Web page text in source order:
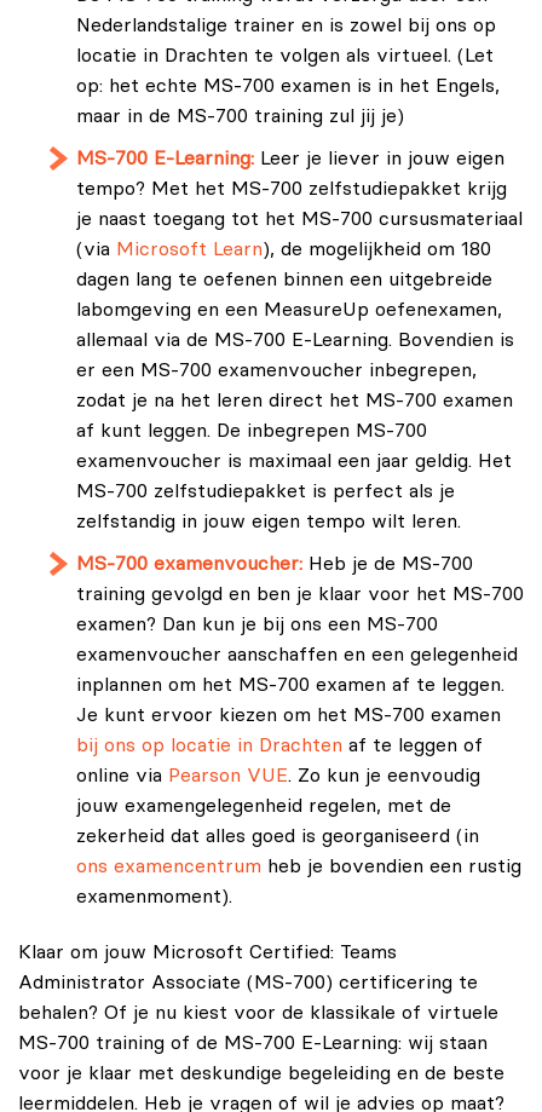
Nederlandstalige trainer en is zowel bij ons op
locatie in Drachten te volgen als virtueel. (Let
op: het echte MS-700 examen is in het Engels,
maar in de MS-700 training zul jij je)
MS-700 E-Learning: Leer je liever in jouw eigen
tempo? Met het MS-700 zelfstudiepakket krijg
je naast toegang tot het MS-700 cursusmateriaal
(via Microsoft Learn), de mogelijkheid om 180
dagen lang te oefenen binnen een uitgebreide
labomgeving en een MeasureUp oefenexamen,
allemaal via de MS-700 E-Learning. Bovendien is
er een MS-700 examenvoucher inbegrepen,
zodat je na het leren direct het MS-700 examen
af kunt leggen. De inbegrepen MS-700
examenvoucher is maximaal een jaar geldig. Het
MS-700 zelfstudiepakket is perfect als je
zelfstandig in jouw eigen tempo wilt leren.
MS-700 examenvoucher: Heb je de MS-700
training gevolgd en ben je klaar voor het MS-700
examen? Dan kun je bij ons een MS-700
examenvoucher aanschaffen en een gelegenheid
inplannen om het MS-700 examen af te leggen.
Je kunt ervoor kiezen om het MS-700 examen
bij ons op locatie in Drachten af te leggen of
online via Pearson VUE. Zo kun je eenvoudig
jouw examengelegenheid regelen, met de
zekerheid dat alles goed is georganiseerd (in
ons examencentrum heb je bovendien een rustig
examenmoment).
Klaar om jouw Microsoft Certified: Teams
Administrator Associate (MS-700) certificering te
behalen? Of je nu kiest voor de klassikale of virtuele
MS-700 training of de MS-700 E-Learning: wij staan
voor je klaar met deskundige begeleiding en de beste
leermiddelen. Heb je vragen of wil je advies op maat?